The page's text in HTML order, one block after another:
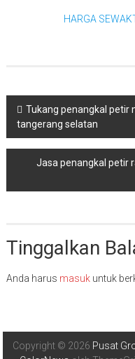
HARGA
Navigasi
pos
Tukang penangkal petir
tangerang selatan
Jasa penangkal petir
Tinggalkan
Anda harus masukuntuk
Copyright © 2026 Pusat